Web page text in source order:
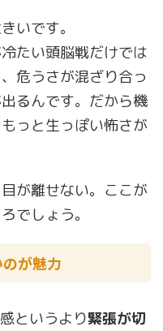
いです。
たい頭脳戦だけでは
危うさが混ざり合っ
るんです。だから機
っと生っぽい怖さが
が離せない。ここが
でしょう。
が魅力
というより緊張が切